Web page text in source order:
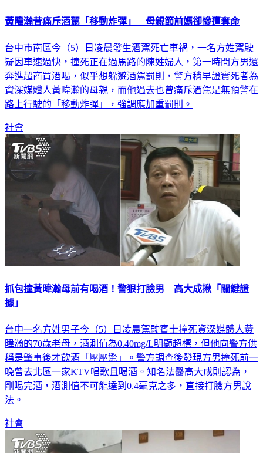
黃暐瀚昔痛斥酒駕「移動炸彈」 母親節前媽卻慘遭奪命
台中市南區今（5）日凌晨發生酒駕死亡車禍，一名方姓駕駛
疑因車速過快，撞死正在過馬路的陳姓婦人，第一時間方男還
奔進超商買酒喝，似乎想躲避酒駕罰則，警方稍早證實死者為
資深媒體人黃暐瀚的母親，而他過去也曾痛斥酒駕是無預警在
路上行駛的「移動炸彈」，強調應加重罰則。
社會
抓包撞黃暐瀚母前有喝酒！警狠打臉男 高大成揪「關鍵證
據」
台中一名方姓男子今（5）日凌晨駕駛賓士撞死資深媒體人黃
暐瀚的70歲老母，酒測值為0.40mg/L明顯超標，但他向警方供
稱是肇事後才飲酒「壓壓驚」。警方調查後發現方男撞死前一
晚曾去北區一家KTV唱歌且喝酒。知名法醫高大成則認為，
剛喝完酒，酒測值不可能達到0.4毫克之多，直接打臉方男說
法。
社會